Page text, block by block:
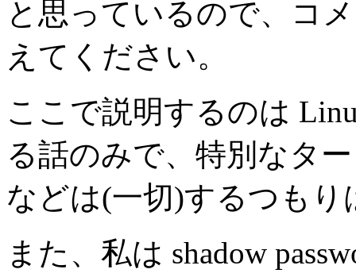
と思っているので、コ
えてください。
ここで説明するのは
る話のみで、特別なタ
などは(一切)するつもり
また、私は shadow